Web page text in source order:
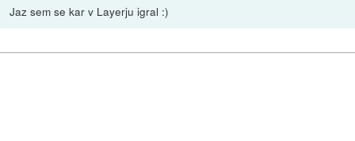
Jaz sem se kar v Layerju igral :)